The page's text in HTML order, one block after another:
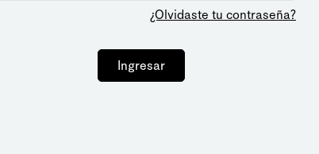
¿Olvidaste tu contraseña?
Ingresar